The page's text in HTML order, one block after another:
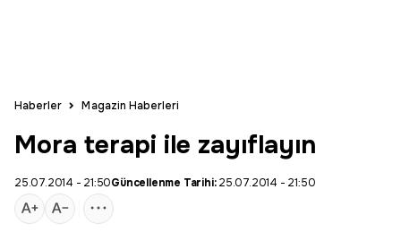
Haberler Magazin Haberleri
Mora terapi ile zayıflayın
25.07.2014 - 21:50Güncellenme Tarihi:25.07.2014 - 21:50